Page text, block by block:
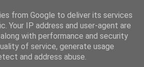
from Google to deliver its services
Your IP address and user-agent are
with performance and security
of service, generate usage
and address abuse.